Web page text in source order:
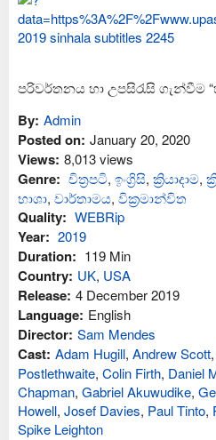
පරිවර්තනය හා උපසිරැසි ගැන්වීම
By: Admin
Posted on: January 20, 2020
Views: 8,013 views
Genre: චිත්‍රපටි, ඉංග්‍රිසි, ක්‍රියාදාම,
භාශා, වාර්තාමය, වික්‍රමාන්විත
Quality: WEBRip
Year: 2019
Duration: 119 Min
Country: UK, USA
Release: 4 December 2019
Language: English
Director: Sam Mendes
Cast: Adam Hugill, Andrew Scott,
Postlethwaite, Colin Firth, Daniel
Chapman, Gabriel Akuwudike,
Howell, Josef Davies, Paul Tinto,
Spike Leighton